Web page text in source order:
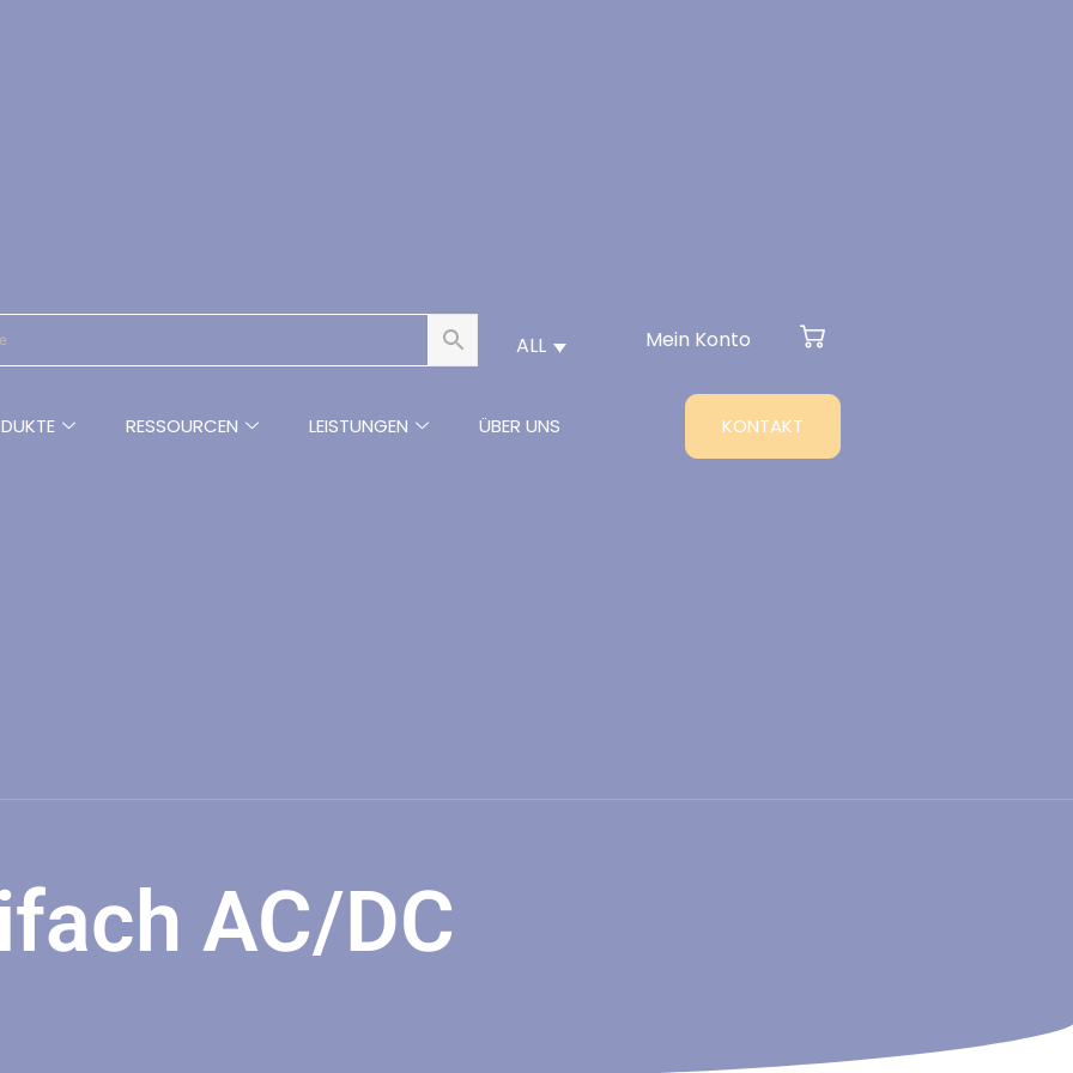
ALL Mein Konto
RESSOURCEN LEISTUNGEN ÜBER UNS KONTAKT
AC/DC